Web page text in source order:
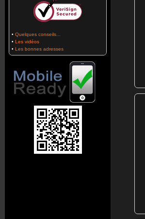
• Quelques conseils...
• Les vidéos
• Les bonnes adresses